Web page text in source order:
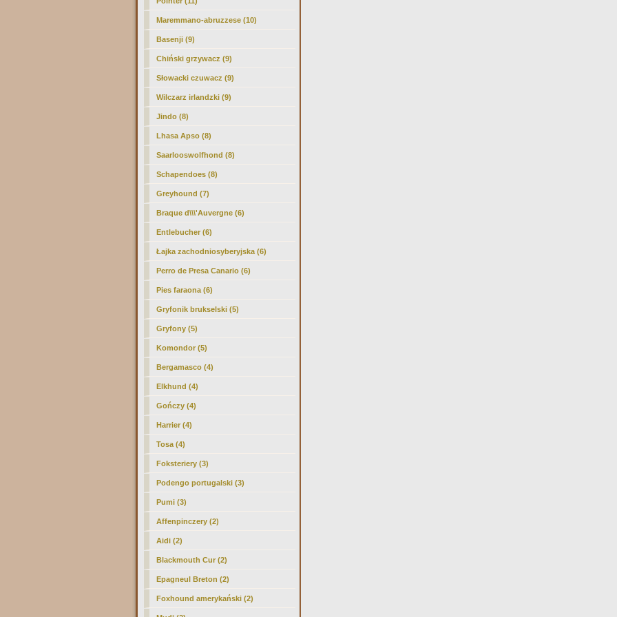
Maremmano-abruzzese (10)
Basenji (9)
Chiński grzywacz (9)
Słowacki czuwacz (9)
Wilczarz irlandzki (9)
Jindo (8)
Lhasa Apso (8)
Saarlooswolfhond (8)
Schapendoes (8)
Greyhound (7)
Braque d\\\'Auvergne (6)
Entlebucher (6)
Łajka zachodniosyberyjska (6)
Perro de Presa Canario (6)
Pies faraona (6)
Gryfonik brukselski (5)
Gryfony (5)
Komondor (5)
Bergamasco (4)
Elkhund (4)
Gończy (4)
Harrier (4)
Tosa (4)
Foksteriery (3)
Podengo portugalski (3)
Pumi (3)
Affenpinczery (2)
Aidi (2)
Blackmouth Cur (2)
Epagneul Breton (2)
Foxhound amerykański (2)